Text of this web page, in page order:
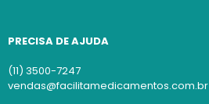
PRECISA DE AJUDA
(11) 3500-7247
vendas@facilitamedicamentos.com.br